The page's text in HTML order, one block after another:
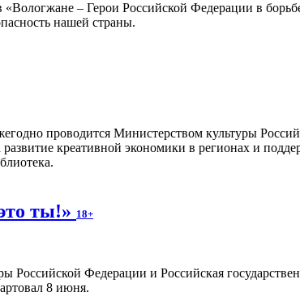
– Герои Российской Федерации в
нашей страны.
проводится Министерством культуры
креативной экономики в регионах и
ты!» 18+
Российской Федерации и Российская
8 июня.